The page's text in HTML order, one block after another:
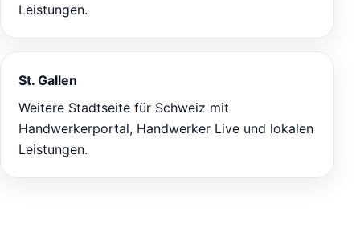
Leistungen.
St. Gallen
Weitere Stadtseite für Schweiz mit
Handwerkerportal, Handwerker Live und lokalen
Leistungen.